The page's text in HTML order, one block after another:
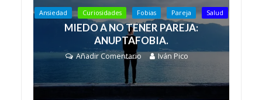
Ansiedad Curiosidades Fobias Pareja Salud
MIEDO A NO TENER PAREJA:
ANUPTAFOBIA.
Añadir Comentario Iván Pico